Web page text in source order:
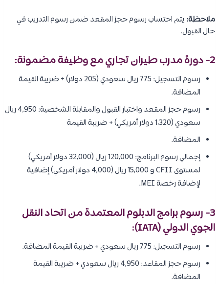
ملاحظة: يتم احتساب رسوم حجز المقعد ضمن رسوم التدريب في
حال القبول.
2- دورة مدرب طيران تجاري مع وظيفة مضمونة:
رسوم التسجيل: 775 ريال سعودي (205 دولار) + ضريبة القيمة
المضافة.
رسوم حجز المقعد واختبار القبول والمقابلة الشخصية: 4,950 ريال
سعودي (1،320 دولار أمريكي) + ضريبة القيمة
المضافة.
إجمالي رسوم البرنامج: 120,000 ريال (32,000 دولار أمريكي)
لمستوى CFII و 15,000 ريال (4,000 دولار أمريكي) إضافية
لإضافة رخصة MEI.
3- رسوم برامج الدبلوم المعتمدة من اتحاد النقل
الجوي الدولي (IATA):
رسوم التسجيل: 775 ريال سعودي + ضريبة القيمة المضافة.
رسوم حجز المقاعد: 4,950 ريال سعودي + ضريبة القيمة
المضافة.